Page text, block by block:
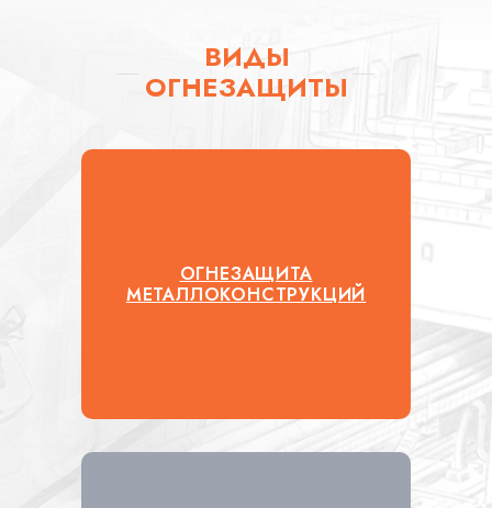
ВИДЫ
ОГНЕЗАЩИТЫ
ОГНЕЗАЩИТА
МЕТАЛЛОКОНСТРУКЦИЙ